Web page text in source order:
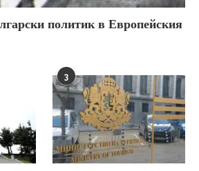
политик в Европейския
3